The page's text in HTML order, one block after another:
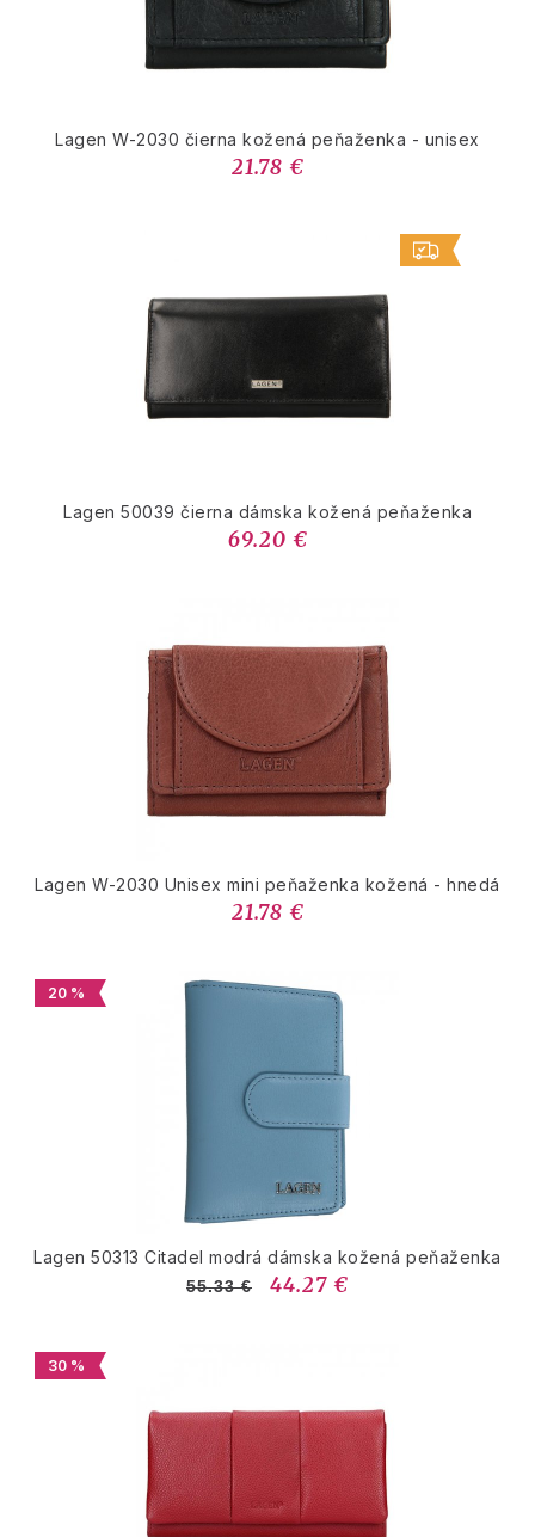
Lagen W-2030 čierna kožená peňaženka - unisex
21.78 €
Lagen 50039 čierna dámska kožená peňaženka
69.20 €
Lagen W-2030 Unisex mini peňaženka kožená - hnedá
21.78 €
20 %
Lagen 50313 Citadel modrá dámska kožená peňaženka
55.33 € 44.27 €
30 %